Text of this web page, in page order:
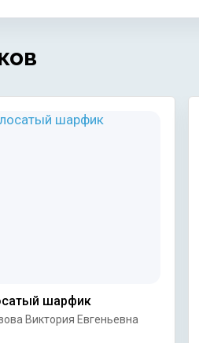
шарфик
Виктория Евгеньевна